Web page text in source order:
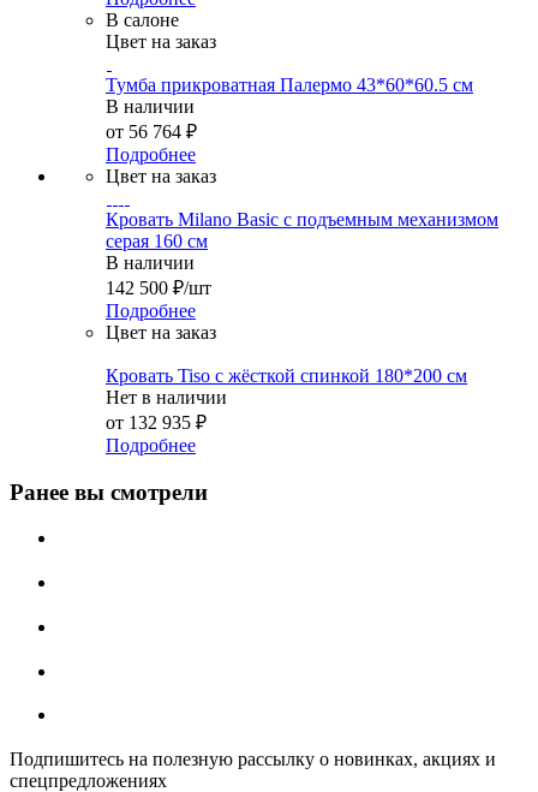
В салоне
Цвет на заказ
Тумба прикроватная Палермо 43*60*60.5 см
В наличии
от 56 764 ₽
Подробнее
Цвет на заказ
Кровать Milano Basic с подъемным механизмом
серая 160 см
В наличии
142 500 ₽/шт
Подробнее
Цвет на заказ
Кровать Tiso с жёсткой спинкой 180*200 см
Нет в наличии
от 132 935 ₽
Подробнее
Ранее вы смотрели
Подпишитесь на полезную рассылку о новинках, акциях и
спецпредложениях